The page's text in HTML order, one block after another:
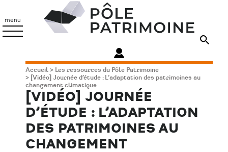
contenu
principal
menu
Patrimoine
Fil
d'Ariane
Accueil
Les ressources du Pôle Patrimoine
[Vidéo] Journée d’étude : L’adaptation des patrimoines au
changement climatique
[VIDÉO] JOURNÉE
D’ÉTUDE : L’ADAPTATION
DES PATRIMOINES AU
CHANGEMENT